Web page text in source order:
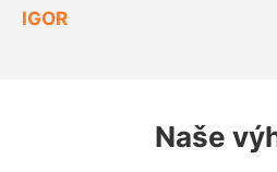
IGOR
Naše